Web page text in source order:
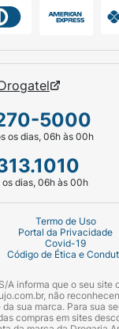
5000
os dias, 06h às 00h
os dias, 06h às 00h
Termo de Uso
Portal da Privacidade
Covid-19
Código de Ética e
A informa que o seu site
não
sua marca. Para sua
compras em sites